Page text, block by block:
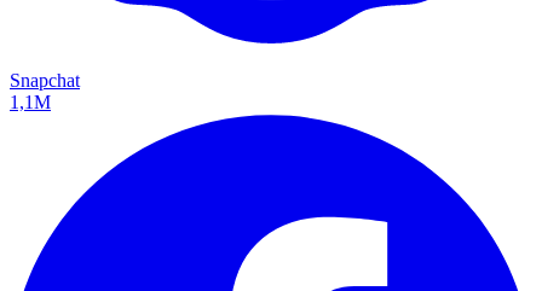
Snapchat
1,1M